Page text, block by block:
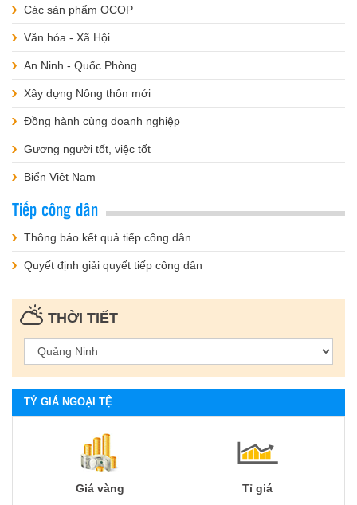
Các sản phẩm OCOP
Văn hóa - Xã Hội
An Ninh - Quốc Phòng
Xây dựng Nông thôn mới
Đồng hành cùng doanh nghiệp
Gương người tốt, việc tốt
Biển Việt Nam
Tiếp công dân
Thông báo kết quả tiếp công dân
Quyết định giải quyết tiếp công dân
THỜI TIẾT
TỶ GIÁ NGOẠI TỆ
Giá vàng Tỉ giá